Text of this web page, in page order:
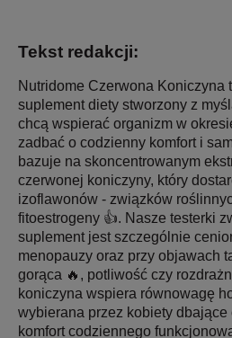
Tekst redakcji:
Nutridome Czerwona Koniczyna
suplement diety stworzony z
chcą wspierać organizm w
zadbać o codzienny komfort i
bazuje na skoncentrowanym
czerwonej koniczyny, który
izoflawonów - związków
fitoestrogeny 👍. Nasze testerki
suplement jest szczególnie
menopauzy oraz przy objawach
gorąca 🔥, potliwość czy
koniczyna wspiera równowagę
wybierana przez kobiety
komfort codziennego